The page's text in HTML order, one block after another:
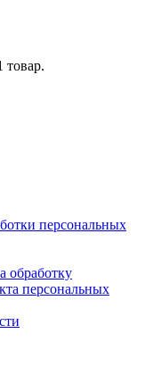
товар.
персональных
обработку
персональных